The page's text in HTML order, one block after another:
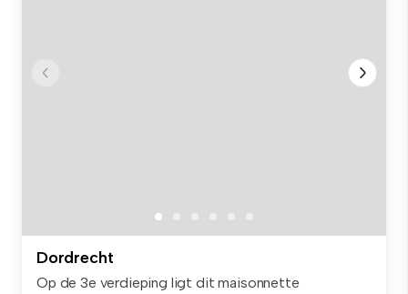
Dordrecht
Op de 3e verdieping ligt dit maisonnette